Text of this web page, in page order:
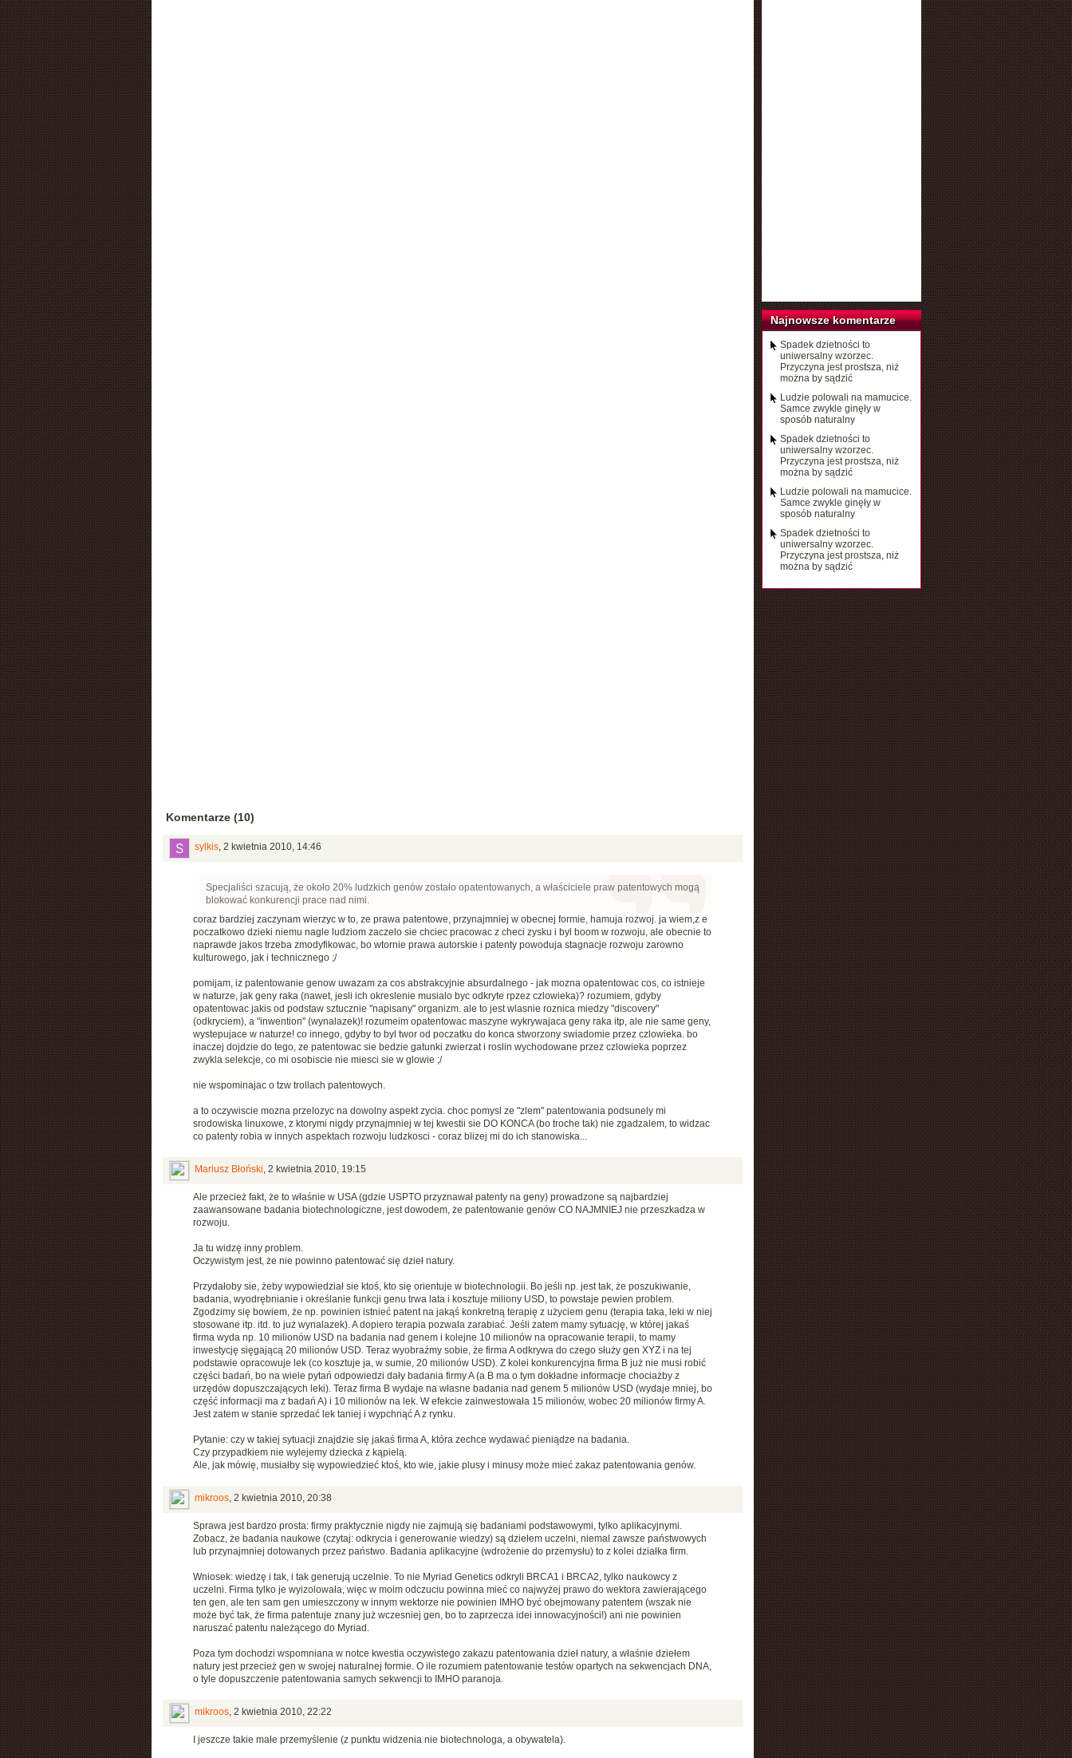
Komentarze (10)
sylkis, 2 kwietnia 2010, 14:46
Specjaliści szacują, że około 20% ludzkich genów zostało opatentowanych, a właściciele praw patentowych mogą
blokować konkurencji prace nad nimi.
coraz bardziej zaczynam wierzyc w to, ze prawa patentowe, przynajmniej w obecnej formie, hamuja rozwoj. ja wiem,z e
poczatkowo dzieki niemu nagle ludziom zaczelo sie chciec pracowac z checi zysku i byl boom w rozwoju, ale obecnie to
naprawde jakos trzeba zmodyfikowac, bo wtornie prawa autorskie i patenty powoduja stagnacje rozwoju zarowno
kulturowego, jak i technicznego ;/
pomijam, iz patentowanie genow uwazam za cos abstrakcyjnie absurdalnego - jak mozna opatentowac cos, co istnieje
w naturze, jak geny raka (nawet, jesli ich okreslenie musialo byc odkryte rpzez czlowieka)? rozumiem, gdyby
opatentowac jakis od podstaw sztucznie "napisany" organizm. ale to jest wlasnie roznica miedzy "discovery"
(odkryciem), a "inwention" (wynalazek)! rozumeim opatentowac maszyne wykrywajaca geny raka itp, ale nie same geny,
wystepujace w naturze! co innego, gdyby to byl twor od poczatku do konca stworzony swiadomie przez czlowieka. bo
inaczej dojdzie do tego, ze patentowac sie bedzie gatunki zwierzat i roslin wychodowane przez czlowieka poprzez
zwykla selekcje, co mi osobiscie nie miesci sie w glowie ;/
nie wspominajac o tzw trollach patentowych.
a to oczywiscie mozna przelozyc na dowolny aspekt zycia. choc pomysl ze "zlem" patentowania podsunely mi
srodowiska linuxowe, z ktorymi nigdy przynajmniej w tej kwestii sie DO KONCA (bo troche tak) nie zgadzalem, to widzac
co patenty robia w innych aspektach rozwoju ludzkosci - coraz blizej mi do ich stanowiska...
Mariusz Błoński, 2 kwietnia 2010, 19:15
Ale przecież fakt, że to właśnie w USA (gdzie USPTO przyznawał patenty na geny) prowadzone są najbardziej
zaawansowane badania biotechnologiczne, jest dowodem, że patentowanie genów CO NAJMNIEJ nie przeszkadza w
rozwoju.
Ja tu widzę inny problem.
Oczywistym jest, że nie powinno patentować się dzieł natury.
Przydałoby sie, żeby wypowiedział sie ktoś, kto się orientuje w biotechnologii. Bo jeśli np. jest tak, że poszukiwanie,
badania, wyodrębnianie i określanie funkcji genu trwa lata i kosztuje miliony USD, to powstaje pewien problem.
Zgodzimy się bowiem, że np. powinien istnieć patent na jakąś konkretną terapię z użyciem genu (terapia taka, leki w niej
stosowane itp. itd. to już wynalazek). A dopiero terapia pozwala zarabiać. Jeśli zatem mamy sytuację, w której jakaś
firma wyda np. 10 milionów USD na badania nad genem i kolejne 10 milionów na opracowanie terapii, to mamy
inwestycję sięgającą 20 milionów USD. Teraz wyobraźmy sobie, że firma A odkrywa do czego służy gen XYZ i na tej
podstawie opracowuje lek (co kosztuje ja, w sumie, 20 milionów USD). Z kolei konkurencyjna firma B już nie musi robić
części badań, bo na wiele pytań odpowiedzi dały badania firmy A (a B ma o tym dokładne informacje chociażby z
urzędów dopuszczających leki). Teraz firma B wydaje na własne badania nad genem 5 milionów USD (wydaje mniej, bo
część informacji ma z badań A) i 10 milionów na lek. W efekcie zainwestowała 15 milionów, wobec 20 milionów firmy A.
Jest zatem w stanie sprzedać lek taniej i wypchnąć A z rynku.
Pytanie: czy w takiej sytuacji znajdzie się jakaś firma A, która zechce wydawać pieniądze na badania.
Czy przypadkiem nie wylejemy dziecka z kąpielą.
Ale, jak mówię, musiałby się wypowiedzieć ktoś, kto wie, jakie plusy i minusy może mieć zakaz patentowania genów.
mikroos, 2 kwietnia 2010, 20:38
Sprawa jest bardzo prosta: firmy praktycznie nigdy nie zajmują się badaniami podstawowymi, tylko aplikacyjnymi.
Zobacz, że badania naukowe (czytaj: odkrycia i generowanie wiedzy) są dziełem uczelni, niemal zawsze państwowych
lub przynajmniej dotowanych przez państwo. Badania aplikacyjne (wdrożenie do przemysłu) to z kolei działka firm.
Wniosek: wiedzę i tak, i tak generują uczelnie. To nie Myriad Genetics odkryli BRCA1 i BRCA2, tylko naukowcy z
uczelni. Firma tylko je wyizolowała, więc w moim odczuciu powinna mieć co najwyżej prawo do wektora zawierającego
ten gen, ale ten sam gen umieszczony w innym wektorze nie powinien IMHO być obejmowany patentem (wszak nie
może być tak, że firma patentuje znany już wczesniej gen, bo to zaprzecza idei innowacyjności!) ani nie powinien
naruszać patentu należącego do Myriad.
Poza tym dochodzi wspomniana w notce kwestia oczywistego zakazu patentowania dzieł natury, a właśnie dziełem
natury jest przecież gen w swojej naturalnej formie. O ile rozumiem patentowanie testów opartych na sekwencjach DNA,
o tyle dopuszczenie patentowania samych sekwencji to IMHO paranoja.
mikroos, 2 kwietnia 2010, 22:22
I jeszcze takie małe przemyślenie (z punktu widzenia nie biotechnologa, a obywatela).
Najnowsze komentarze
Spadek dzietności to
uniwersalny wzorzec.
Przyczyna jest prostsza, niż
można by sądzić
Ludzie polowali na mamucice.
Samce zwykle ginęły w
sposób naturalny
Spadek dzietności to
uniwersalny wzorzec.
Przyczyna jest prostsza, niż
można by sądzić
Ludzie polowali na mamucice.
Samce zwykle ginęły w
sposób naturalny
Spadek dzietności to
uniwersalny wzorzec.
Przyczyna jest prostsza, niż
można by sądzić